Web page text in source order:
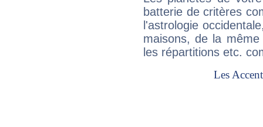
batterie de critères
l'astrologie
maisons, de la
les répartitions etc.